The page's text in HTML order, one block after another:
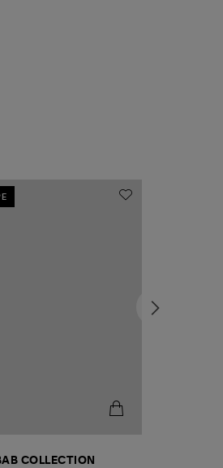
COLLECTION